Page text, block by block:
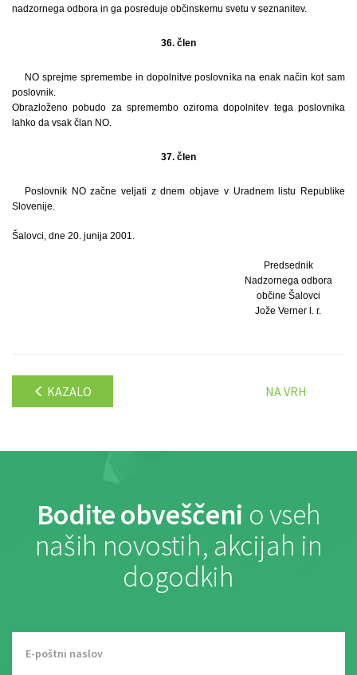
nadzornega odbora in ga posreduje občinskemu svetu v seznanitev.
36. člen
NO sprejme spremembe in dopolnitve poslovnika na enak način kot sam
poslovnik.
Obrazloženo pobudo za spremembo oziroma dopolnitev tega poslovnika
lahko da vsak član NO.
37. člen
Poslovnik NO začne veljati z dnem objave v Uradnem listu Republike
Slovenije.
Šalovci, dne 20. junija 2001.
Predsednik
Nadzornega odbora
občine Šalovci
Jože Verner l. r.
KAZALO NA VRH
Bodite obveščeni o vseh
naših novostih, akcijah in
dogodkih